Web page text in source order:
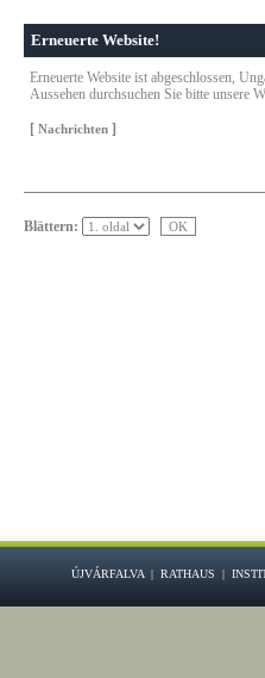
Erneuerte Website!
Erneuerte Website ist abgeschlossen,
Aussehen durchsuchen Sie bitte unsere
[ Nachrichten ]
Blättern:
ÚJVÁRFALVA | RATHAUS |